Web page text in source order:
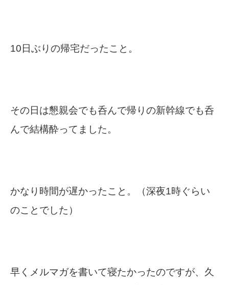
10日ぶりの帰宅だったこと。
その日は懇親会でも呑んで帰りの新幹線でも呑
んで結構酔ってました。
かなり時間が遅かったこと。（深夜1時ぐらい
のことでした）
早くメルマガを書いて寝たかったのですが、久